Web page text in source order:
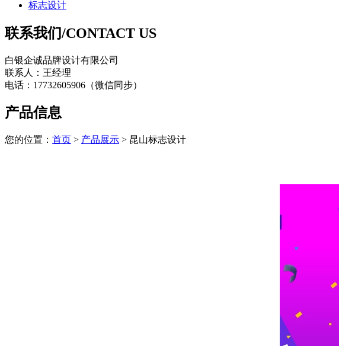
标志设计
联系我们/CONTACT US
白银企诚品牌设计有限公司
联系人：王经理
电话：17732605906（微信同步）
产品信息
您的位置： 首页 > 产品展示 > 昆山标志设计